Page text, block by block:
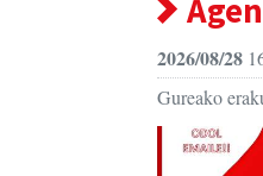
2026/08/28
Gureako